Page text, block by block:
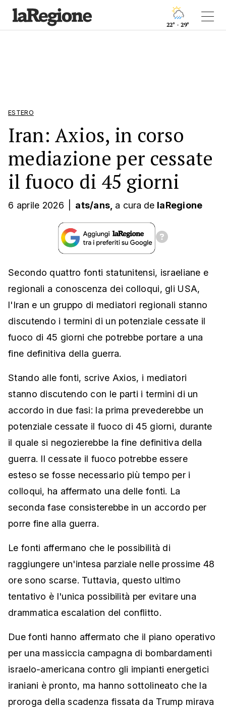
22° - 29°
ESTERO
Iran: Axios, in corso
mediazione per cessate
il fuoco di 45 giorni
6 aprile 2026 ats/ans, a cura de laRegione
Secondo quattro fonti statunitensi, israeliane e
regionali a conoscenza dei colloqui, gli USA,
l'Iran e un gruppo di mediatori regionali stanno
discutendo i termini di un potenziale cessate il
fuoco di 45 giorni che potrebbe portare a una
fine definitiva della guerra.
Stando alle fonti, scrive Axios, i mediatori
stanno discutendo con le parti i termini di un
accordo in due fasi: la prima prevederebbe un
potenziale cessate il fuoco di 45 giorni, durante
il quale si negozierebbe la fine definitiva della
guerra. Il cessate il fuoco potrebbe essere
esteso se fosse necessario più tempo per i
colloqui, ha affermato una delle fonti. La
seconda fase consisterebbe in un accordo per
porre fine alla guerra.
Le fonti affermano che le possibilità di
raggiungere un'intesa parziale nelle prossime 48
ore sono scarse. Tuttavia, questo ultimo
tentativo è l'unica possibilità per evitare una
drammatica escalation del conflitto.
Due fonti hanno affermato che il piano operativo
per una massiccia campagna di bombardamenti
israelo-americana contro gli impianti energetici
iraniani è pronto, ma hanno sottolineato che la
proroga della scadenza fissata da Trump mirava